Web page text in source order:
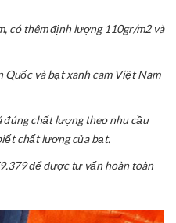
có thêm định lượng 110gr/m2 và
Quốc và bạt xanh cam Việt Nam
đúng chất lượng theo nhu cầu
chất lượng của bạt.
để được tư vấn hoàn toàn